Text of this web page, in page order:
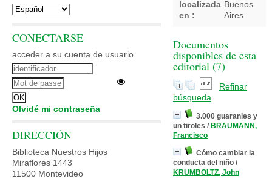
localizada
en :
Buenos
Aires
Documentos
disponibles de esta
editorial (7)
Refinar
búsqueda
3.000 guaranies y
un tiroles / BRAUMANN,
Francisco
Cómo cambiar la
conducta del niño /
KRUMBOLTZ, John
CONECTARSE
acceder a su cuenta de usuario
Olvidé mi contraseña
DIRECCIÓN
Biblioteca Nuestros Hijos
Miraflores 1443
11500 Montevideo